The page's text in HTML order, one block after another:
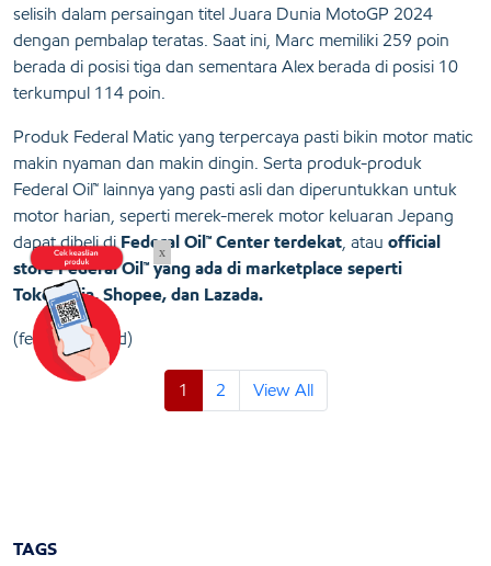
selisih dalam persaingan titel Juara Dunia MotoGP 2024
dengan pembalap teratas. Saat ini, Marc memiliki 259 poin
berada di posisi tiga dan sementara Alex berada di posisi 10
terkumpul 114 poin.
Produk Federal Matic yang terpercaya pasti bikin motor matic
makin nyaman dan makin dingin. Serta produk-produk
Federal Oil™ lainnya yang pasti asli dan diperuntukkan untuk
motor harian, seperti merek-merek motor keluaran Jepang
dapat dibeli diFederal Oil™ Center terdekat, atau official
store Federal Oil™ yang ada di marketplace seperti
Tokopedia, Shopee, dan Lazada.
(federaloil.co.id)
1 2 View All
TAGS
x